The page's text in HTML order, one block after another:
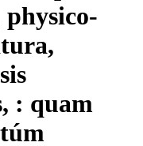
physico-
: quam